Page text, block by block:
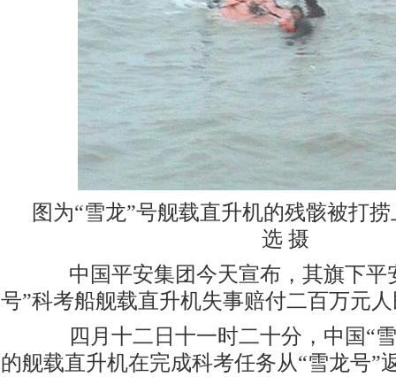
图为“雪龙”号舰载直升机的残骸被打
选 摄
中国平安集团今天宣布，其旗下平
号”科考船舰载直升机失事赔付二百万元
四月十二日十一时二十分，中国“雪
的舰载直升机在完成科考任务从“雪龙号”